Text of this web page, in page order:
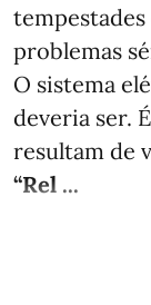
tempestades
problemas
O sistema
deveria ser.
resultam de
“Rel ...